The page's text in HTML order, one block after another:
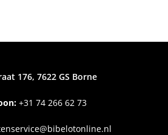
176, 7622 GS Borne
+31 74 266 62 73